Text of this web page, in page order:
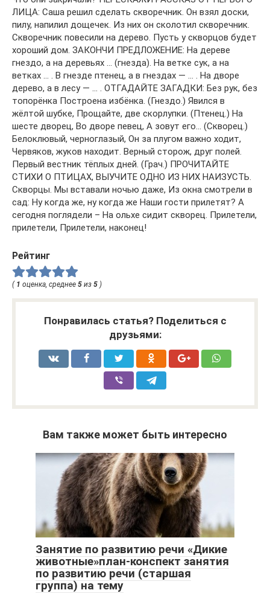
ЛИЦА: Саша решил сделать скворечник. Он взял доски,
пилу, напилил дощечек. Из них он сколотил скворечник.
Скворечник повесили на дерево. Пусть у скворцов будет
хороший дом. ЗАКОНЧИ ПРЕДЛОЖЕНИЕ: На дереве
гнездо, а на деревьях … (гнезда). На ветке сук, а на
ветках … . В гнезде птенец, а в гнездах — … . На дворе
дерево, а в лесу — … . ОТГАДАЙТЕ ЗАГАДКИ: Без рук, без
топорёнка Построена избёнка. (Гнездо.) Явился в
жёлтой шубке, Прощайте, две скорлупки. (Птенец.) На
шесте дворец, Во дворе певец, А зовут его… (Скворец.)
Белоклювый, черноглазый, Он за плугом важно ходит,
Червяков, жуков находит. Верный сторож, друг полей.
Первый вестник тёплых дней. (Грач.) ПРОЧИТАЙТЕ
СТИХИ О ПТИЦАХ, ВЫУЧИТЕ ОДНО ИЗ НИХ НАИЗУСТЬ.
Скворцы. Мы вставали ночью даже, Из окна смотрели в
сад: Ну когда же, ну когда же Наши гости прилетят? А
сегодня поглядели – На ольхе сидит скворец. Прилетели,
прилетели, Прилетели, наконец!
Рейтинг
( 1 оценка, среднее 5 из 5 )
Понравилась статья? Поделиться с
друзьями:
Вам также может быть интересно
Занятие по развитию речи «Дикие
животные»план-конспект занятия
по развитию речи (старшая
группа) на тему